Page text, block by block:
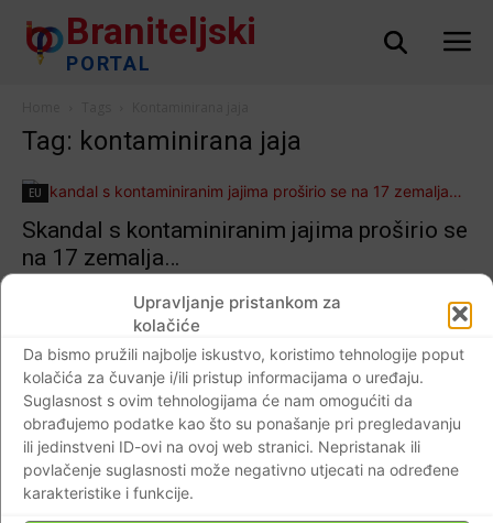
Upravljanje pristankom za
kolačiće
Da bismo pružili najbolje iskustvo, koristimo tehnologije poput
kolačića za čuvanje i/ili pristup informacijama o uređaju.
Suglasnost s ovim tehnologijama će nam omogućiti da
obrađujemo podatke kao što su ponašanje pri pregledavanju
ili jedinstveni ID-ovi na ovoj web stranici. Nepristanak ili
povlačenje suglasnosti može negativno utjecati na određene
karakteristike i funkcije.
Braniteljski
PORTAL
Tag: kontaminirana jaja
EU
Skandal s kontaminiranim jajima proširio se
na 17 zemalja…
Crna kronika
Nizozemska policija uhitila dvije osobe u
slučaju kontaminiranih jaja insekticidom
fipronil…
Braniteljski portal - 11.08.2017